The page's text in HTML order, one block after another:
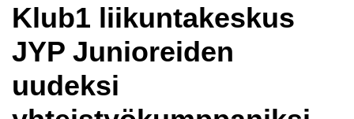
Klub1 liikuntakeskus
JYP Junioreiden
uudeksi